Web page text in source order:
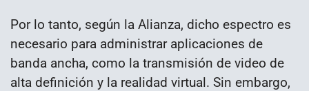
Por lo tanto, según la Alianza, dicho espectro es
necesario para administrar aplicaciones de
banda ancha, como la transmisión de video de
alta definición y la realidad virtual. Sin embargo,